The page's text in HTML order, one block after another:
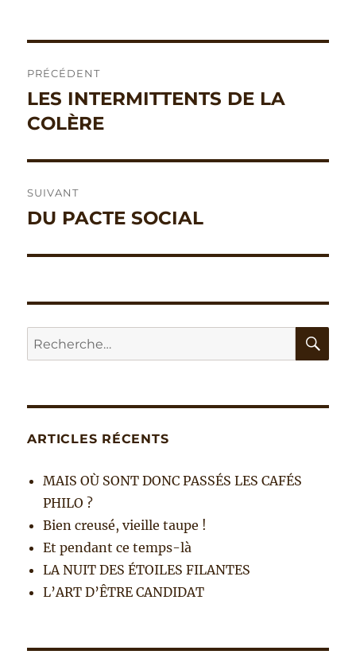
de
l’article
PRÉCÉDENT
Publication
précédente :
LES INTERMITTENTS DE LA
COLÈRE
SUIVANT
Publication
DU PACTE SOCIAL
Recherche
pour :
ARTICLES RÉCENTS
MAIS OÙ SONT DONC PASSÉS LES CAFÉS
PHILO ?
Bien creusé, vieille taupe !
Et pendant ce temps-là
LA NUIT DES ÉTOILES FILANTES
L’ART D’ÊTRE CANDIDAT